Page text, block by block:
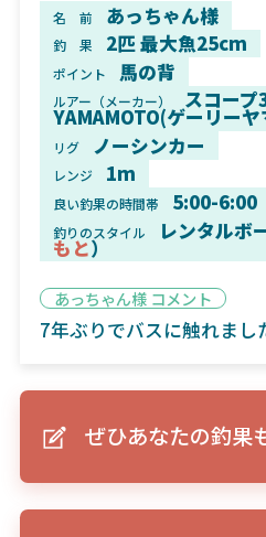
名 前 あっちゃん様
釣 果 2匹 最大魚25cm
ポイント 馬の背
ルアー（メーカー） スコー
YAMAMOTO(ゲーリーヤ
リグ ノーシンカー
レンジ 1m
良い釣果の時間帯 5:00-6:00
釣りのスタイル レンタルボ
もと）
あっちゃん様 コメント
7年ぶりでバスに触れまし
ぜひあなたの釣果